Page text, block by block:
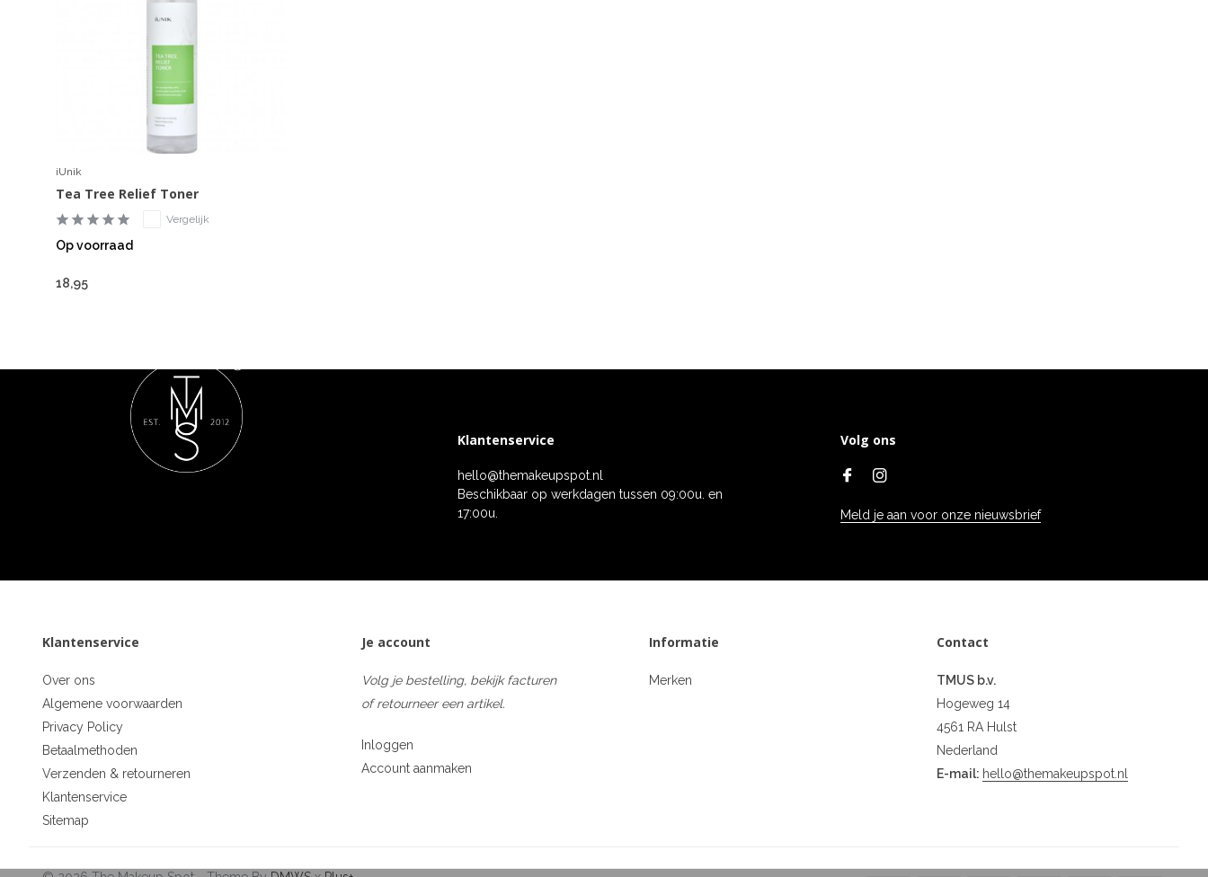
iUnik
Tea Tree Relief Toner
Vergelijk
Op voorraad
18,95
Klantenservice
hello@themakeupspot.nl
Beschikbaar op werkdagen tussen 09:00u. en
17:00u.
Volg ons
Meld je aan voor onze nieuwsbrief
Klantenservice
Over ons
Algemene voorwaarden
Privacy Policy
Betaalmethoden
Verzenden & retourneren
Klantenservice
Sitemap
Je account
Volg je bestelling, bekijk facturen
of retourneer een artikel.
Inloggen
Account aanmaken
Informatie
Merken
Contact
TMUS b.v.
Hogeweg 14
4561 RA Hulst
Nederland
E-mail: hello@themakeupspot.nl